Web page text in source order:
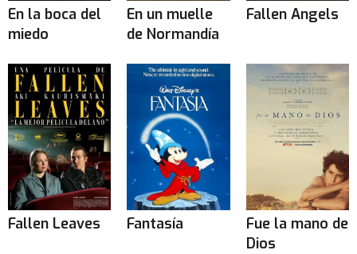
En la boca del
miedo
En un muelle
de Normandía
Fallen Angels
Fallen Leaves Fantasía
Fue la mano de
Dios